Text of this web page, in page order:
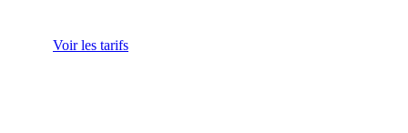
Voir les tarifs